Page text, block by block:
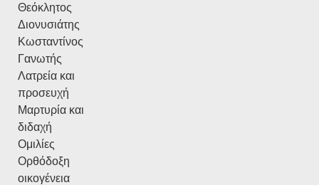
Θεόκλητος
Διονυσιάτης
Κωσταντίνος
Γανωτής
Λατρεία και
προσευχή
Μαρτυρία και
διδαχή
Ομιλίες
Ορθόδοξη
οικογένεια